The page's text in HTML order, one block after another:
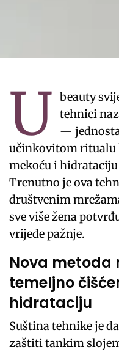
U beauty
tehnici
—
učinkovitom ritualu
mekoću i
Trenutno je ova
društvenim
sve više žena
vrijede pažnje.
Nova metoda
temeljno
hidrataciju
Suština tehnike je
zaštiti tankim